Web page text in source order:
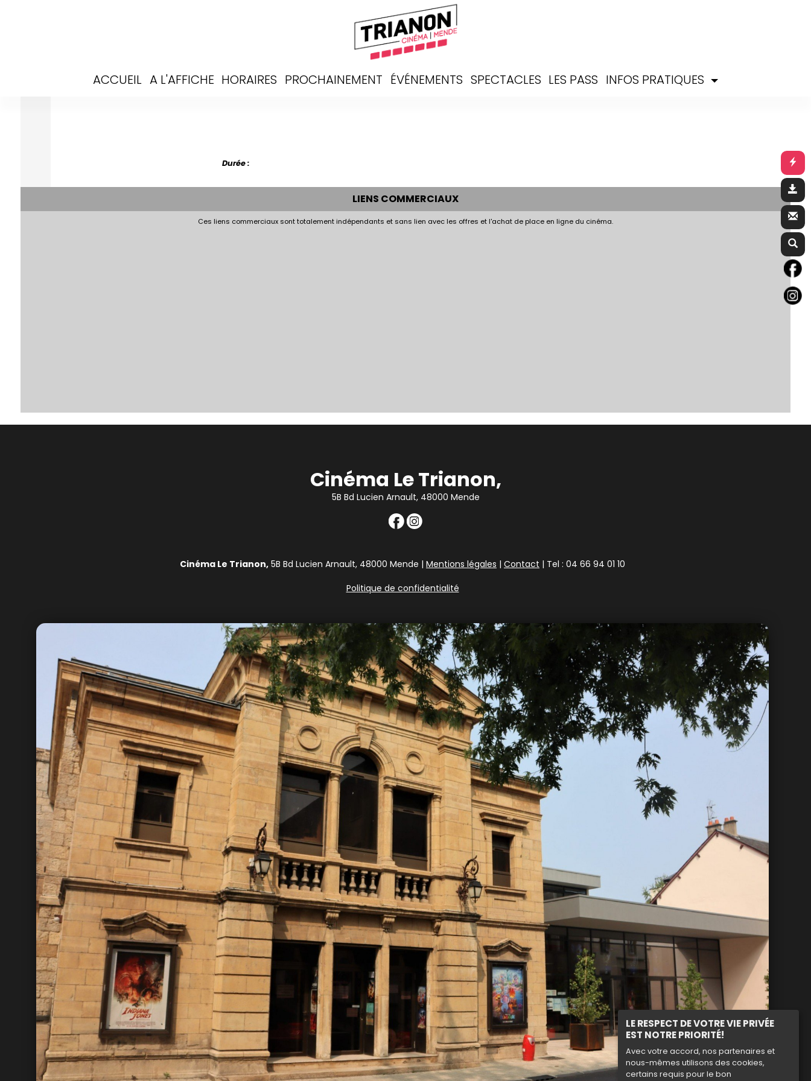
LE RESPECT DE VOTRE VIE PRIVÉE
EST NOTRE PRIORITÉ!
Avec votre accord, nos partenaires et
nous-mêmes utilisons des cookies,
certains requis pour le bon
ACCUEIL A L'AFFICHE HORAIRES PROCHAINEMENT ÉVÉNEMENTS SPECTACLES LES PASS INFOS PRATIQUES
Durée :
LIENS COMMERCIAUX
Ces liens commerciaux sont totalement indépendants et sans lien avec les offres et l'achat de place en ligne du cinéma.
Cinéma Le Trianon,
5B Bd Lucien Arnault, 48000 Mende
Cinéma Le Trianon, 5B Bd Lucien Arnault, 48000 Mende | Mentions légales | Contact | Tel : 04 66 94 01 10
Politique de confidentialité